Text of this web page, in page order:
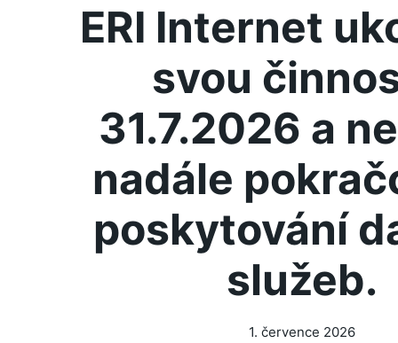
ERI Internet
svou
31.7.2026 a
nadále
poskytování
služeb.
1. července 2026